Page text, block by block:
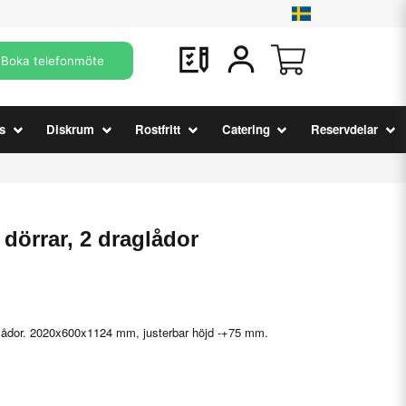
Boka telefonmöte
Diskrum Rostfritt Catering Reservdelar
2 draglådor
2020x600x1124 mm, justerbar höjd -+75 mm.